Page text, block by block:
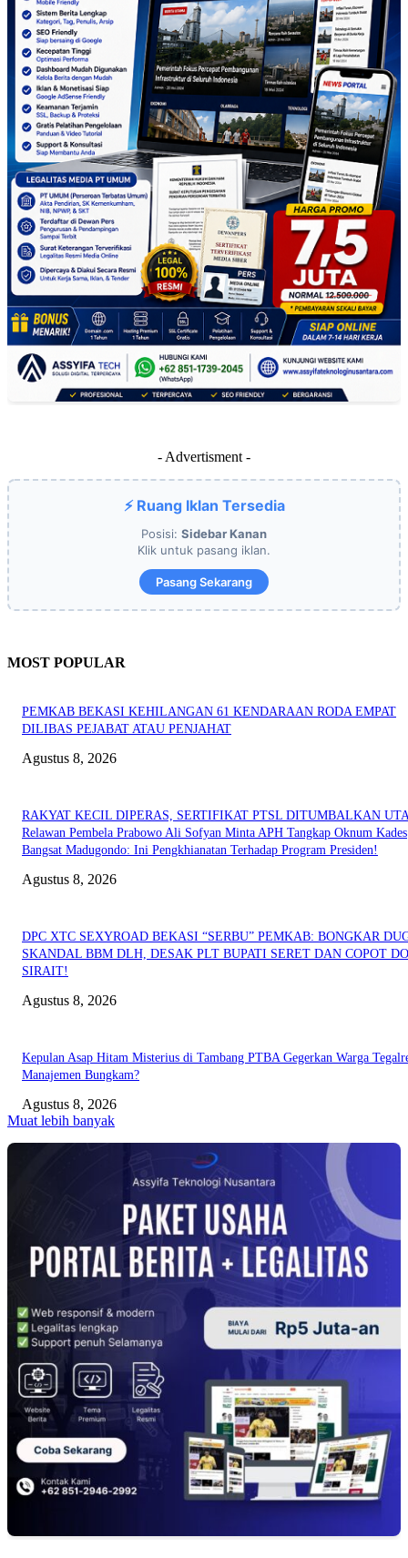
- Advertisment -
⚡ Ruang Iklan Tersedia
Posisi: Sidebar Kanan
Klik untuk pasang iklan.
Pasang Sekarang
MOST POPULAR
PEMKAB BEKASI KEHILANGAN 61 KENDARAAN RODA EMPAT
DILIBAS PEJABAT ATAU PENJAHAT
Agustus 8, 2026
RAKYAT KECIL DIPERAS, SERTIFIKAT PTSL DITUMBALKAN
Relawan Pembela Prabowo Ali Sofyan Minta APH Tangkap Oknum Kades
Bangsat Madugondo: Ini Pengkhianatan Terhadap Program Presiden!
Agustus 8, 2026
DPC XTC SEXYROAD BEKASI “SERBU” PEMKAB: BONGKAR
SKANDAL BBM DLH, DESAK PLT BUPATI SERET DAN COPOT
SIRAIT!
Agustus 8, 2026
Kepulan Asap Hitam Misterius di Tambang PTBA Gegerkan Warga
Manajemen Bungkam?
Agustus 8, 2026
Muat lebih banyak